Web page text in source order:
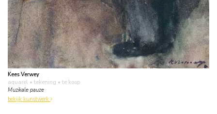
Kees Verwey
aquarel • tekening • te koop
Muzikale pauze
bekijk kunstwerk